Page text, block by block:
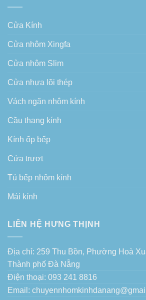
Cửa Kính
Cửa nhôm Xingfa
Cửa nhôm Slim
Cửa nhựa lõi thép
Vách ngăn nhôm kính
Cầu thang kính
Kính ốp bếp
Cửa trượt
Tủ bếp nhôm kính
Mái kính
LIÊN HỆ HƯNG THỊNH
Địa chỉ: 259 Thu Bồn, Phường Hoà
Thành phố Đà Nẵng
Điện thoại: 093 241 8816
Email: